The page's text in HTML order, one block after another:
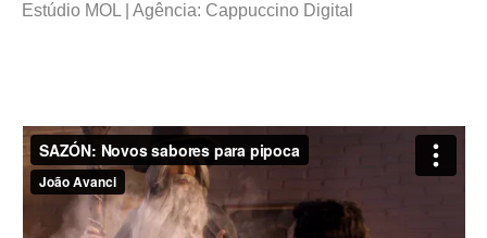
Estúdio MOL | Agência: Cappuccino Digital